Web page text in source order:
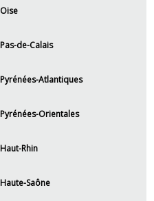
Oise
Pas-de-Calais
Pyrénées-Atlantiques
Pyrénées-Orientales
Haut-Rhin
Haute-Saône